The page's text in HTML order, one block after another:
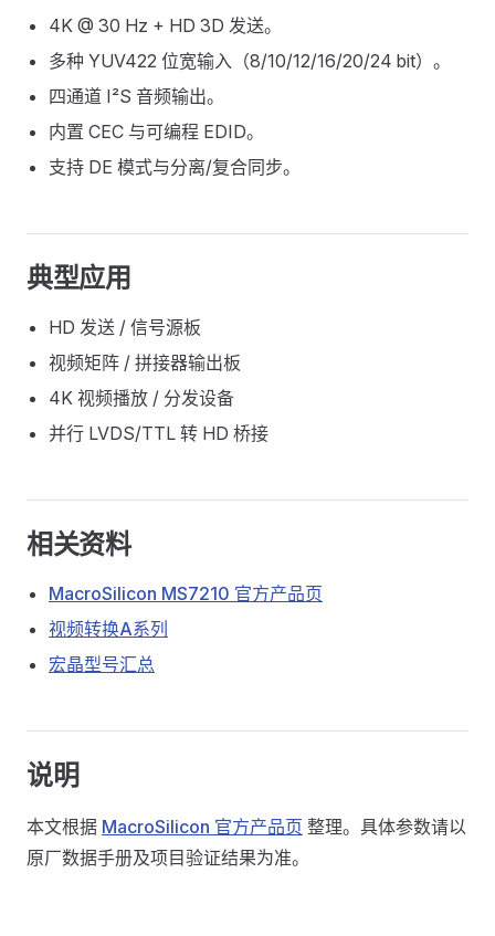
4K @ 30 Hz + HD 3D 发送。
多种 YUV422 位宽输入（8/10/12/16/20/24 bit）。
四通道 I²S 音频输出。
内置 CEC 与可编程 EDID。
支持 DE 模式与分离/复合同步。
典型应用
HD 发送 / 信号源板
视频矩阵 / 拼接器输出板
4K 视频播放 / 分发设备
并行 LVDS/TTL 转 HD 桥接
相关资料
MacroSilicon MS7210 官方产品页
视频转换A系列
宏晶型号汇总
说明
本文根据 MacroSilicon 官方产品页 整理。具体参数请以
原厂数据手册及项目验证结果为准。